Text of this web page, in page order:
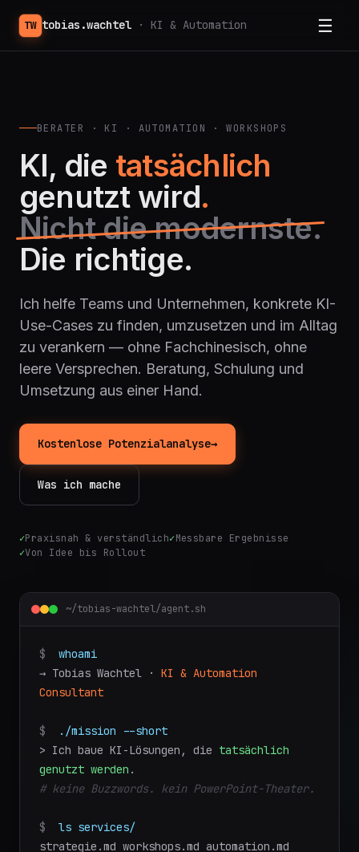
TW tobias.wachtel · KI & Automation ☰
BERATER · KI · AUTOMATION · WORKSHOPS
KI, die tatsächlich
genutzt wird.
Nicht die modernste.
Die richtige.
Ich helfe Teams und Unternehmen, konkrete KI-
Use-Cases zu finden, umzusetzen und im Alltag
zu verankern — ohne Fachchinesisch, ohne
leere Versprechen. Beratung, Schulung und
Umsetzung aus einer Hand.
Kostenlose Potenzialanalyse→
Was ich mache
✓Praxisnah & verständlich✓Messbare Ergebnisse
✓Von Idee bis Rollout
~/tobias-wachtel/agent.sh
$
whoami
→ Tobias Wachtel · KI & Automation
Consultant
$
./mission --short
> Ich baue KI-Lösungen, die tatsächlich
genutzt werden .
# keine Buzzwords. kein PowerPoint-Theater.
$
ls services/
strategie.md workshops.md automation.md